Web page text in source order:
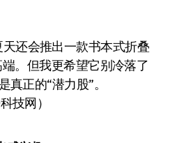
还会推出一款书本式折叠
。但我更希望它别冷落了
正的“潜力股”。
技网）